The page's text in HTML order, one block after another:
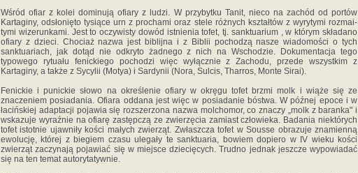
Wśród ofiar z kolei dominują ofiary z ludzi. W przybytku Tanit, nieco na zachód od portów
Kartaginy, odsłonięto tysiące urn z prochami oraz stele różnych kształtów z wyrytymi rozmai­
tymi wizerunkami. Jest to oczywisty dowód istnienia tofet, tj. sanktuarium , w którym składano
ofiary z dzieci. Chociaż nazwa jest biblijna i z Biblii pochodzą nasze wiadomości o tych
sanktu­ariach, jak dotąd nie odkryto żadnego z nich na Wschodzie. Dokumentacja tego
typowego rytuału fenickiego pochodzi więc wyłącznie z Zachodu, przede wszystkim z
Kartaginy, a także z Sycylii (Motya) i Sardynii (Nora, Sulcis, Tharros, Monte Sirai).
Fenickie i punickie słowo na określenie ofiary w okręgu tofet brzmi molk i wiąże się ze
znaczeniem posiadania. Ofiara oddana jest więc w posiadanie bóstwa. W późnej epoce i w
łacińskiej adaptacji pojawia się rozszerzona nazwa molchomor, co znaczy „molk z baranka" i
wskazuje wyraźnie na ofiarę zastępczą ze zwierzęcia zamiast człowieka. Badania niektórych
tofet istotnie ujawniły kości małych zwierząt. Zwłaszcza tofet w Sousse obra­zuje znamienną
ewolucję, której z biegiem czasu ulegały te sanktuaria, bowiem dopiero w IV wieku kości
zwierząt zaczy­nają pojawiać się w miejsce dziecięcych. Trudno jednak jeszcze wypowiadać
się na ten temat autorytatywnie.